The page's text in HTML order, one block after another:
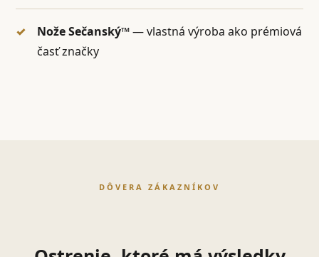
Nože Sečanský™— vlastná výroba ako prémiová
časť značky
DÔVERA ZÁKAZNÍKOV